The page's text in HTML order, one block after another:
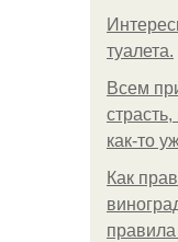
туалета.
Всем
как-то
Как